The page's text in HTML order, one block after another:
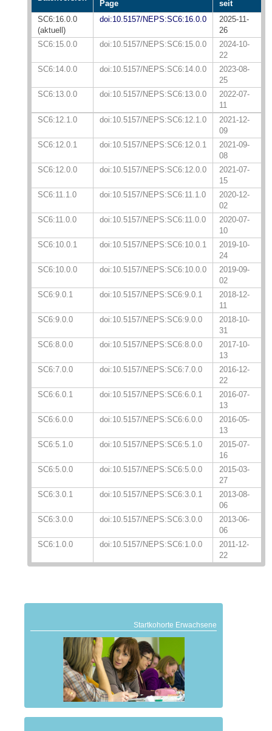
Page
seit
SC6:16.0.0
(aktuell)
doi:10.5157/NEPS:SC6:16.0.0
2025-11-
26
SC6:15.0.0
doi:10.5157/NEPS:SC6:15.0.0
2024-10-
22
SC6:14.0.0
doi:10.5157/NEPS:SC6:14.0.0
2023-08-
25
SC6:13.0.0
doi:10.5157/NEPS:SC6:13.0.0
2022-07-
11
SC6:12.1.0
doi:10.5157/NEPS:SC6:12.1.0
2021-12-
09
SC6:12.0.1
doi:10.5157/NEPS:SC6:12.0.1
2021-09-
08
SC6:12.0.0
doi:10.5157/NEPS:SC6:12.0.0
2021-07-
15
SC6:11.1.0
doi:10.5157/NEPS:SC6:11.1.0
2020-12-
02
SC6:11.0.0
doi:10.5157/NEPS:SC6:11.0.0
2020-07-
10
SC6:10.0.1
doi:10.5157/NEPS:SC6:10.0.1
2019-10-
24
SC6:10.0.0
doi:10.5157/NEPS:SC6:10.0.0
2019-09-
02
SC6:9.0.1
doi:10.5157/NEPS:SC6:9.0.1
2018-12-
11
SC6:9.0.0
doi:10.5157/NEPS:SC6:9.0.0
2018-10-
31
SC6:8.0.0
doi:10.5157/NEPS:SC6:8.0.0
2017-10-
13
SC6:7.0.0
doi:10.5157/NEPS:SC6:7.0.0
2016-12-
22
SC6:6.0.1
doi:10.5157/NEPS:SC6:6.0.1
2016-07-
13
SC6:6.0.0
doi:10.5157/NEPS:SC6:6.0.0
2016-05-
13
SC6:5.1.0
doi:10.5157/NEPS:SC6:5.1.0
2015-07-
16
SC6:5.0.0
doi:10.5157/NEPS:SC6:5.0.0
2015-03-
27
SC6:3.0.1
doi:10.5157/NEPS:SC6:3.0.1
2013-08-
06
SC6:3.0.0
doi:10.5157/NEPS:SC6:3.0.0
2013-06-
06
SC6:1.0.0
doi:10.5157/NEPS:SC6:1.0.0
2011-12-
22
Startkohorte Erwachsene